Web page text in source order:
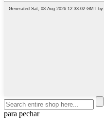
para pechar